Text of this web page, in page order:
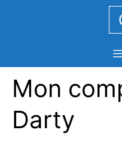
Mon
Darty